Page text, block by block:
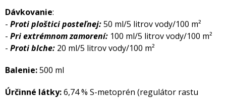
Dávkovanie:
- Proti ploštici posteľnej:50 ml/5 litrov vody/100 m²
- Pri extrémnom zamorení: 100 ml/5 litrov vody/100 m²
- Proti blche: 20 ml/5 litrov vody/100 m²
Balenie:500 ml
Úrčinné látky:6,74 % S-metoprén (regulátor rastu